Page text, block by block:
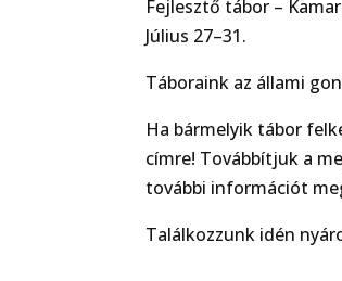
Fejlesztő tábor –
Július 27–31.
Táboraink az állami
Ha bármelyik tábor
címre! Továbbítjuk a
további információt
Találkozzunk idén